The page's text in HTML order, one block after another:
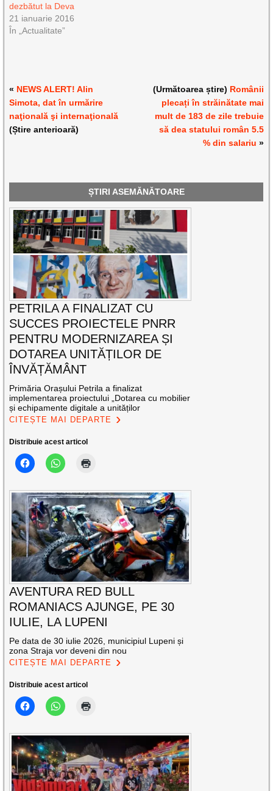
dezbătut la Deva
21 ianuarie 2016
În „Actualitate”
« NEWS ALERT! Alin
Simota, dat în urmărire
naţională şi internaţională
(Știre anterioară)
(Următoarea știre) Românii
plecați în străinătate mai
mult de 183 de zile trebuie
să dea statului român 5.5
% din salariu »
ȘTIRI ASEMĂNĂTOARE
PETRILA A FINALIZAT CU
SUCCES PROIECTELE PNRR
PENTRU MODERNIZAREA ȘI
DOTAREA UNITĂȚILOR DE
ÎNVĂȚĂMÂNT
Primăria Orașului Petrila a finalizat
implementarea proiectului „Dotarea cu mobilier
și echipamente digitale a unităților
CITEȘTE MAI DEPARTE
Distribuie acest articol
AVENTURA RED BULL
ROMANIACS AJUNGE, PE 30
IULIE, LA LUPENI
Pe data de 30 iulie 2026, municipiul Lupeni și
zona Straja vor deveni din nou
CITEȘTE MAI DEPARTE
Distribuie acest articol